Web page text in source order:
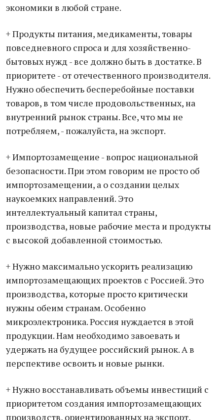
экономики в любой стране.
+ Продукты питания, медикаменты, товары
повседневного спроса и для хозяйственно-
бытовых нужд - все должно быть в достатке. В
приоритете - от отечественного производителя.
Нужно обеспечить бесперебойные поставки
товаров, в том числе продовольственных, на
внутренний рынок страны. Все, что мы не
потребляем, - пожалуйста, на экспорт.
+ Импортозамещение - вопрос национальной
безопасности. При этом говорим не просто об
импортозамещении, а о создании целых
наукоемких направлений. Это
интеллектуальный капитал страны,
производства, новые рабочие места и продукты
с высокой добавленной стоимостью.
+ Нужно максимально ускорить реализацию
импортозамещающих проектов с Россией. Это
производства, которые просто критически
нужны обеим странам. Особенно
микроэлектроника. Россия нуждается в этой
продукции. Нам необходимо завоевать и
удержать на будущее российский рынок. А в
перспективе освоить и новые рынки.
+ Нужно восстанавливать объемы инвестиций с
приоритетом создания импортозамещающих
производств, ориентированных на экспорт,